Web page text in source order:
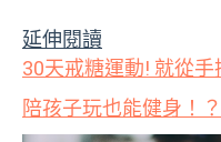
延伸閱讀
30天戒糖運動! 就從
陪孩子玩也能健身！